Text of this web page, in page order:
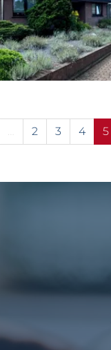
… 2 3 4 5